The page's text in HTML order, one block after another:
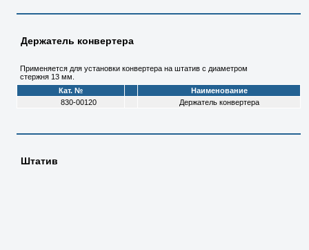
Держатель конвертера
Применяется для установки конвертера на штатив с диаметром
стержня 13 мм.
Кат. №
Наименование
830-00120
Держатель конвертера
Штатив